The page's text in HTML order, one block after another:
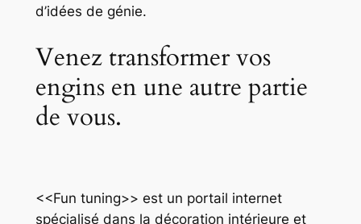
d’idées de génie.
Venez transformer vos
engins en une autre partie
de vous.
<<Fun tuning>> est un portail internet
spécialisé dans la décoration intérieure et